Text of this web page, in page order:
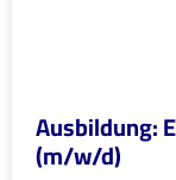
Ausbildung:
(m/w/d)